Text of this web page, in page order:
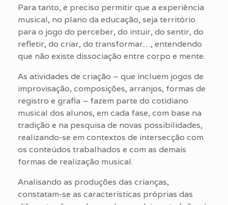
Para tanto, é preciso permitir que a experiência
musical, no plano da educação, seja território
para o jogo do perceber, do intuir, do sentir, do
refletir, do criar, do transformar…, entendendo
que não existe dissociação entre corpo e mente.
As atividades de criação – que incluem jogos de
improvisação, composições, arranjos, formas de
registro e grafia – fazem parte do cotidiano
musical dos alunos, em cada fase, com base na
tradição e na pesquisa de novas possibilidades,
realizando-se em contextos de intersecção com
os conteúdos trabalhados e com as demais
formas de realização musical.
Analisando as produções das crianças,
constatam-se as características próprias das